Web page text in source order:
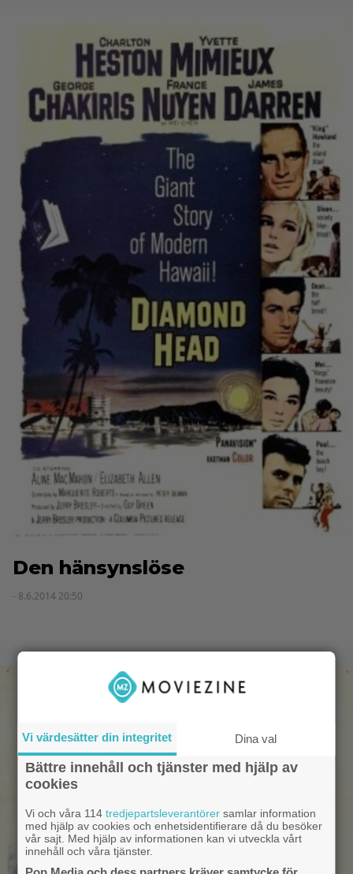
Den hänsynslöse
- 8.6.2014 20:50
Vi värdesätter din integritet Dina val
Bättre innehåll och tjänster med hjälp av
cookies
Vi och våra 114tredjepartsleverantörer samlar information
med hjälp av cookies och enhetsidentifierare då du besöker
vår sajt. Med hjälp av informationen kan vi utveckla vårt
innehåll och våra tjänster.